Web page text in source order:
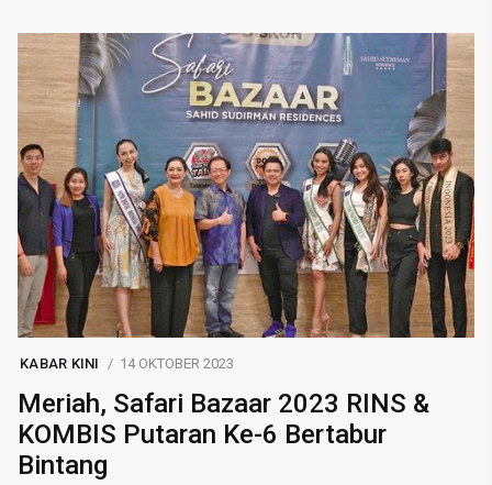
KABAR KINI 14 OKTOBER 2023
Meriah, Safari Bazaar 2023 RINS &
KOMBIS Putaran Ke-6 Bertabur
Bintang